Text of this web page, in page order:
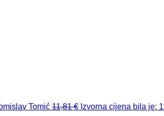
Tomić 11,81€ Izvorna cijena bila je: